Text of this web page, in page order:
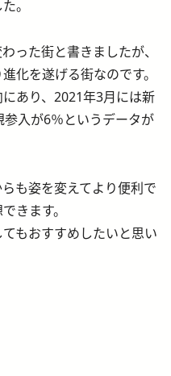
。
った街と書きましたが、
化を遂げる街なのです。
あり、2021年3月には新
入が6％というデータが
も姿を変えてより便利で
きます。
もおすすめしたいと思い